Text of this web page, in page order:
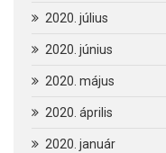
2020. július
2020. június
2020. május
2020. április
2020. január